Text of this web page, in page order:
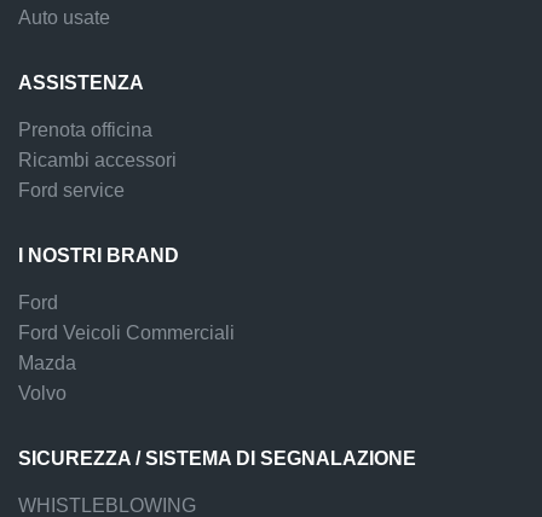
Auto usate
ASSISTENZA
Prenota officina
Ricambi accessori
Ford service
I NOSTRI BRAND
Ford
Ford Veicoli Commerciali
Mazda
Volvo
SICUREZZA / SISTEMA DI SEGNALAZIONE
WHISTLEBLOWING